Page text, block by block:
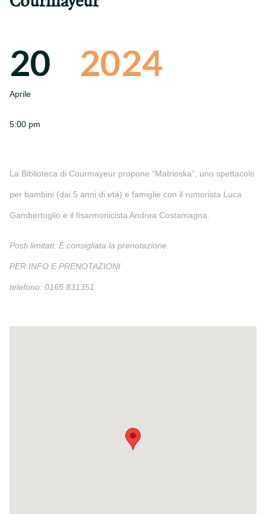
20
Aprile
2024
5:00 pm
La Biblioteca di Courmayeur propone “Matrioska”, uno spettacolo
per bambini (dai 5 anni di età) e famiglie con il rumorista Luca
Gambertoglio e il fisarmonicista Andrea Costamagna.
Posti limitati. È consigliata la prenotazione.
PER INFO E PRENOTAZIONI
telefono: 0165 831351